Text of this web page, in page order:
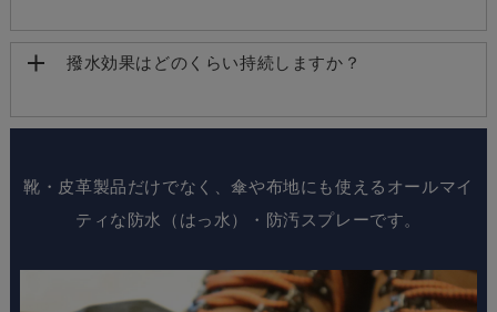
撥水効果はどのくらい持続しますか？
靴・皮革製品だけでなく、傘や布地にも使えるオールマイ
ティな防水（はっ水）・防汚スプレーです。